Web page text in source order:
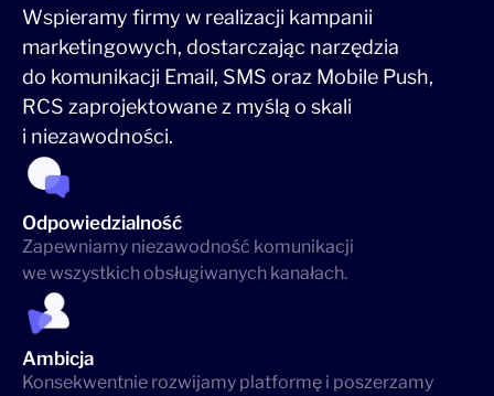
Wspieramy firmy w realizacji kampanii
marketingowych, dostarczając narzędzia
do komunikacji Email, SMS oraz Mobile Push,
RCS zaprojektowane z myślą o skali
i niezawodności.
Odpowiedzialność
Zapewniamy niezawodność komunikacji
we wszystkich obsługiwanych kanałach.
Ambicja
Konsekwentnie rozwijamy platformę i poszerzamy